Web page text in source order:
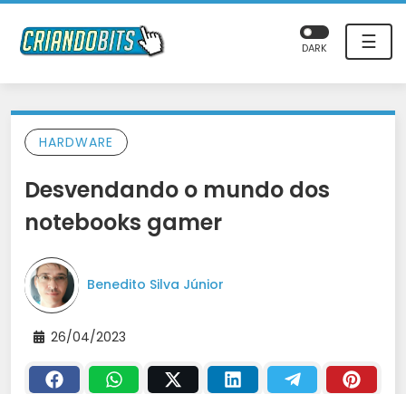
☰
DARK
HARDWARE
Desvendando o mundo dos
notebooks gamer
Benedito Silva Júnior
26/04/2023